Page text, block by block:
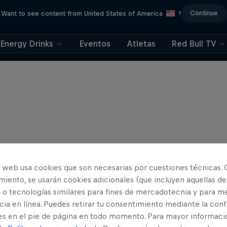
Want to see content from United States of America ? Continue
Energy Drinks Eventos Atletas Red Bull TV
web usa cookies que son necesarias por cuestiones técnicas.
se usarán cookies adicionales (que incluyen aquellas de
tecnologías similares para fines de mercadotecnia y para
en línea. Puedes retirar tu consentimiento mediante la
en el pie de página en todo momento. Para mayor